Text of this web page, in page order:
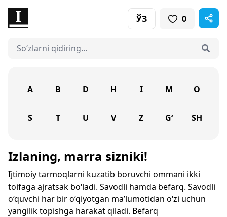
ЎЗ 0
A B D H I M O
S T U V Z G‘ SH
Izlaning, marra sizniki!
Ijtimoiy tarmoqlarni kuzatib boruvchi ommani ikki
toifaga ajratsak bo‘ladi. Savodli hamda befarq. Savodli
o‘quvchi har bir o‘qiyotgan ma’lumotidan o‘zi uchun
yangilik topishga harakat qiladi. Befarq